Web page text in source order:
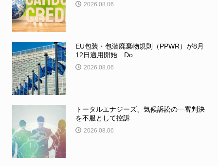
2026.08.06
EU包装・包装廃棄物規則（PPWR）が8月
12日適用開始 Do...
2026.08.06
トータルエナジーズ、気候訴訟の一審判決
を不服として控訴
2026.08.06